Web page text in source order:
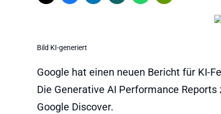
Bild KI-generiert
Google hat einen neuen Bericht für KI-
Die Generative AI Performance
Google Discover.